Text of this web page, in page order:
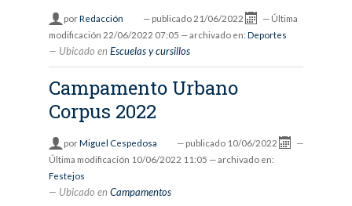
porRedacción — publicado 21/06/2022 — Última
modificación 22/06/2022 07:05 — archivado en: Deportes
Ubicado en Escuelas y cursillos
Campamento Urbano
Corpus 2022
porMiguel Cespedosa — publicado 10/06/2022
—
Última modificación 10/06/2022 11:05 — archivado en:
Festejos
Ubicado en Campamentos